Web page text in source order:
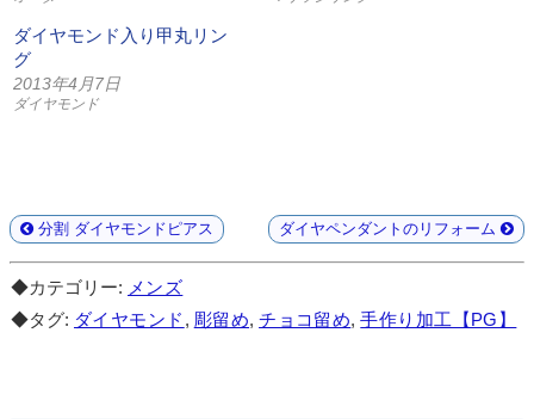
ダイヤモンド入り甲丸リン
グ
2013年4月7日
ダイヤモンド
分割 ダイヤモンドピアス ダイヤペンダントのリフォーム
◆カテゴリー: メンズ
◆タグ: ダイヤモンド , 彫留め,チョコ留め,手作り加工【PG】